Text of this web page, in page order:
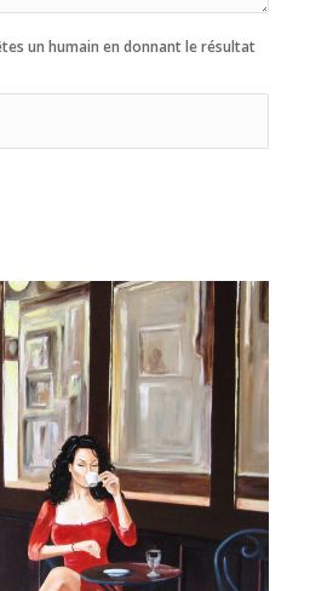
un humain en donnant le résultat